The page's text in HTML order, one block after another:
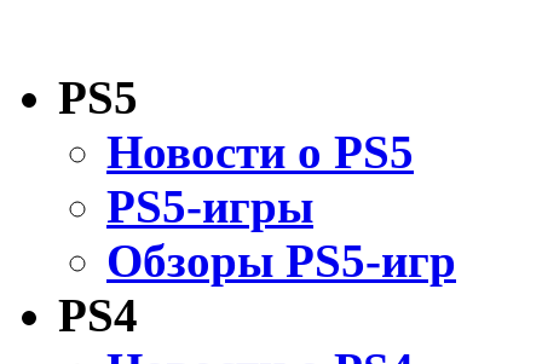
PS5
Новости о PS5
PS5-игры
Обзоры PS5-игр
PS4